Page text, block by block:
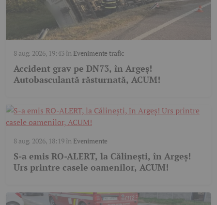
8 aug. 2026, 19:43în Evenimente trafic
Accident grav pe DN73, în Argeș!
Autobasculantă răsturnată, ACUM!
8 aug. 2026, 18:19în Evenimente
S-a emis RO-ALERT, la Călinești, în Argeș!
Urs printre casele oamenilor, ACUM!